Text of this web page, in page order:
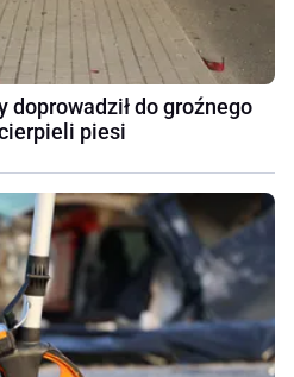
doprowadził do groźnego
piesi